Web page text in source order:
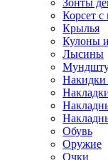
Зонты
Корсет
Крылья
Кулоны
Лысины
Обувь
Оружие
Очки